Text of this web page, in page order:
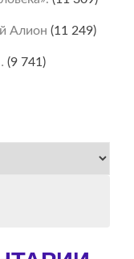
Алион (11 249)
(9 741)